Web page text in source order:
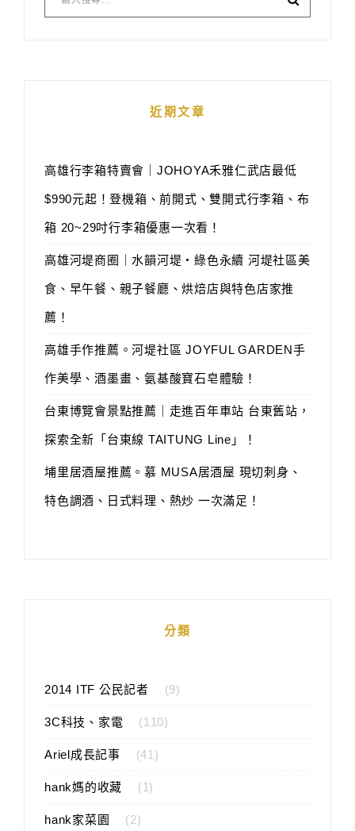
近期文章
高雄行李箱特賣會｜JOHOYA禾雅仁武店最低
$990元起！登機箱、前開式、雙開式行李箱、布
箱 20~29吋行李箱優惠一次看！
高雄河堤商圈｜水韻河堤‧綠色永續 河堤社區美
食、早午餐、親子餐廳、烘焙店與特色店家推
薦！
高雄手作推薦。河堤社區 JOYFUL GARDEN手
作美學、酒墨畫、氨基酸寶石皂體驗！
台東博覽會景點推薦｜走進百年車站 台東舊站，
探索全新「台東線 TAITUNG Line」！
埔里居酒屋推薦。慕 MUSA居酒屋 現切刺身、
特色調酒、日式料理、熱炒 一次滿足！
分類
2014 ITF 公民記者 (9)
3C科技、家電 (110)
Ariel成長記事 (41)
hank媽的收藏 (1)
hank家菜園 (2)